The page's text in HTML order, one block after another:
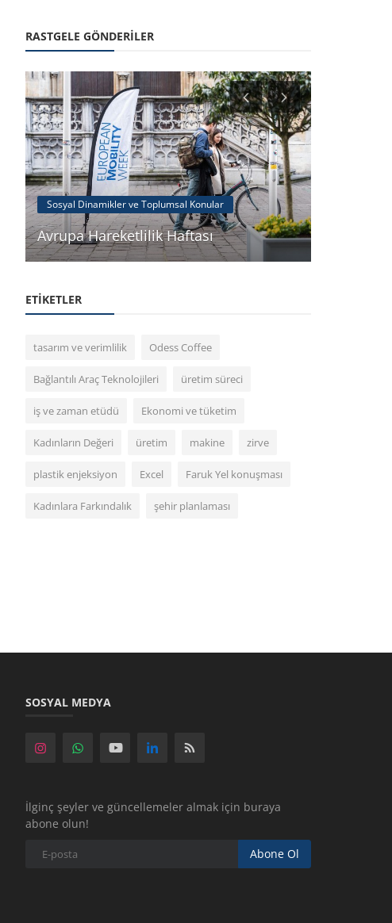
RASTGELE GÖNDERILER
Sosyal Dinamikler ve Toplumsal Konular
Avrupa Hareketlilik Haftası
ETIKETLER
tasarım ve verimlilik Odess Coffee
Bağlantılı Araç Teknolojileri üretim süreci
iş ve zaman etüdü Ekonomi ve tüketim
Kadınların Değeri üretim makine zirve
plastik enjeksiyon Excel Faruk Yel konuşması
Kadınlara Farkındalık şehir planlaması
SOSYAL MEDYA
İlginç şeyler ve güncellemeler almak için buraya
abone olun!
Abone Ol